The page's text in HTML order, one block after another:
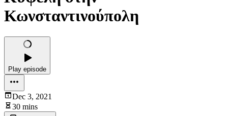
Κωνσταντινούπολη
Play episode
Dec 3, 2021
30 mins